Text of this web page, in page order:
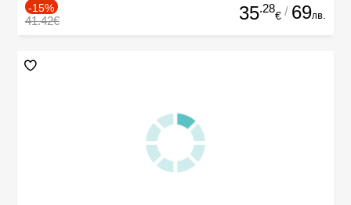
-15%
41.42€ 35.28
€ / 69лв.